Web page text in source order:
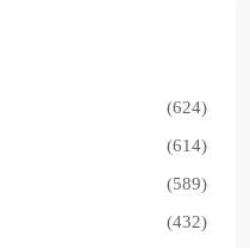
(624)
(614)
(589)
(432)